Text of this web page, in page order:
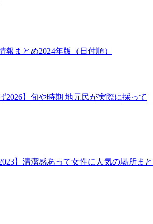
報まとめ2024年版（日付順）
2026】旬や時期 地元民が実際に採って
】清潔感あって女性に人気の場所まと